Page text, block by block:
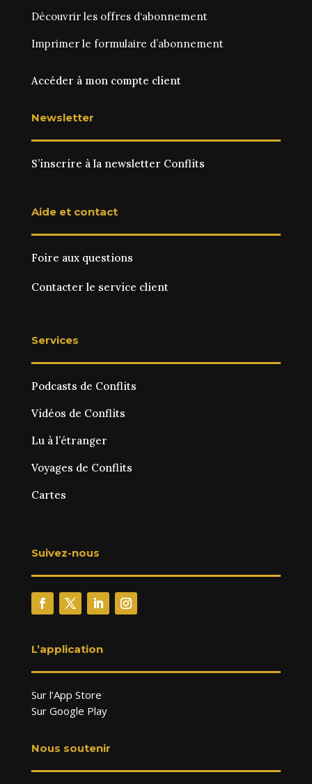
Découvrir les offres d‘abonnement
Imprimer le formulaire d’abonnement
Accéder à mon compte client
Newsletter
S’inscrire à la newsletter Conflits
Aide et contact
Foire aux questions
Contacter le service client
Services
Podcasts de Conflits
Vidéos de Conflits
Lu à l’étranger
Voyages de Conflits
Cartes
Suivez-nous
L’application
Sur l’App Store
Sur Google Play
Nous soutenir